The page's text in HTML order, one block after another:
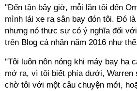
"Đến tận bây giờ, mỗi lần tôi đến
mình lái xe ra sân bay đón tôi. Đó
nhưng nó thực sự có ý nghĩa đối
trên Blog cá nhân năm 2016 như
"Tôi luôn nôn nóng khi máy bay hạ
mở ra, vì tôi biết phía dưới, Warren
chờ tôi với một câu chuyện mới,